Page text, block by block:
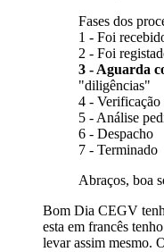
Fases dos
1 - Foi
2 - Foi
3 - Aguarda
"diligências"
4 - Verificação
5 - Análise
6 - Despacho
7 - Terminado
Abraços, boa
Bom Dia CEGV
esta em francês
levar assim mesmo.